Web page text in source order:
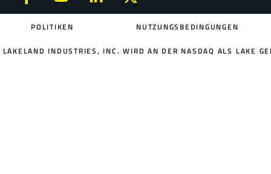
POLITIKEN NUTZUNGSBEDINGUNGEN
LAKELAND INDUSTRIES, INC. WIRD AN DER NASDAQ ALS LAKE